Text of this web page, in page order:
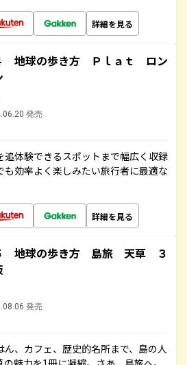
詳細を見る
地球の歩き方 Ｐｌａｔ ロン
発売
追体験できるスポットまで幅広く収録
も効率よく楽しみたい旅行者に最適な
詳細を見る
地球の歩き方 島旅 天草 ３
発売
、カフェ、歴史的名所まで、島の人